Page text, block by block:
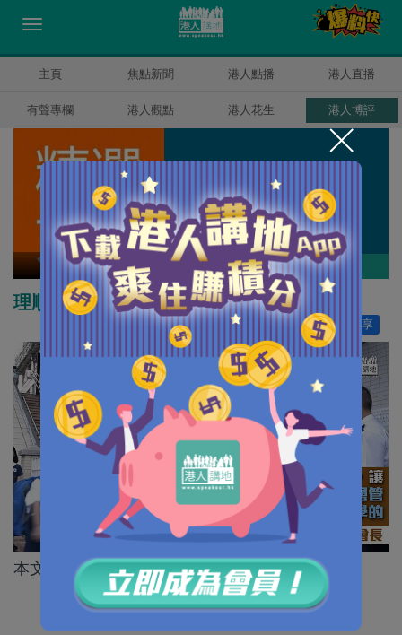
主頁 焦點新聞 港人點播 港人直播
有聲專欄 港人觀點 港人花生 港人博評
精選文章 作者其他博評
理順小學整體架構 造就優質教育
分享
讚好 9
本文作者為大埔區家長教師會聯會會長何主平